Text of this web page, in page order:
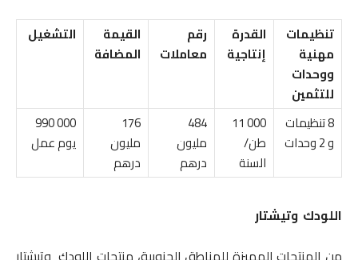
تنظيمات
مهنية
ووحدات
للتثمين
القدرة
إنتاجية
رقم
معاملات
القيمة
المضافة
التشغيل
8 تنظيمات
و 2 وحدات
000 11
طن/
السنة
484
مليون
درهم
176
مليون
درهم
000 990
يوم عمل
اللودك وتيشتار